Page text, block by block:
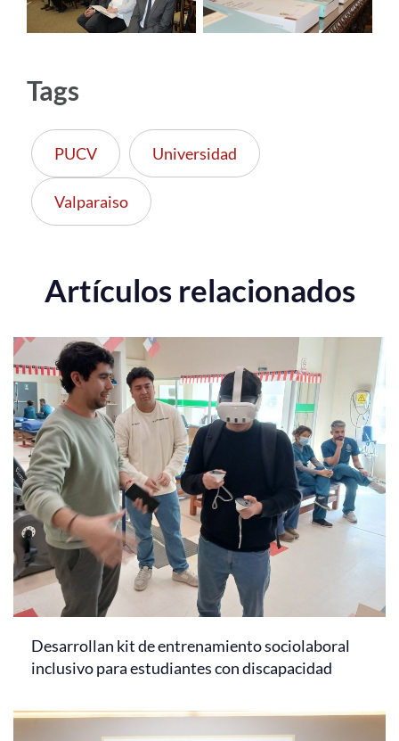
Tags
PUCV Universidad
Valparaiso
Artículos relacionados
Desarrollan kit de entrenamiento sociolaboral
inclusivo para estudiantes con discapacidad